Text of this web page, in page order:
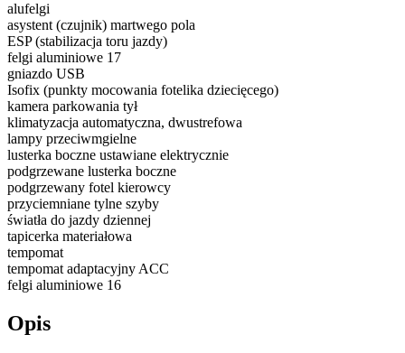
alufelgi
asystent (czujnik) martwego pola
ESP (stabilizacja toru jazdy)
felgi aluminiowe 17
gniazdo USB
Isofix (punkty mocowania fotelika dziecięcego)
kamera parkowania tył
klimatyzacja automatyczna, dwustrefowa
lampy przeciwmgielne
lusterka boczne ustawiane elektrycznie
podgrzewane lusterka boczne
podgrzewany fotel kierowcy
przyciemniane tylne szyby
światła do jazdy dziennej
tapicerka materiałowa
tempomat
tempomat adaptacyjny ACC
felgi aluminiowe 16
Opis